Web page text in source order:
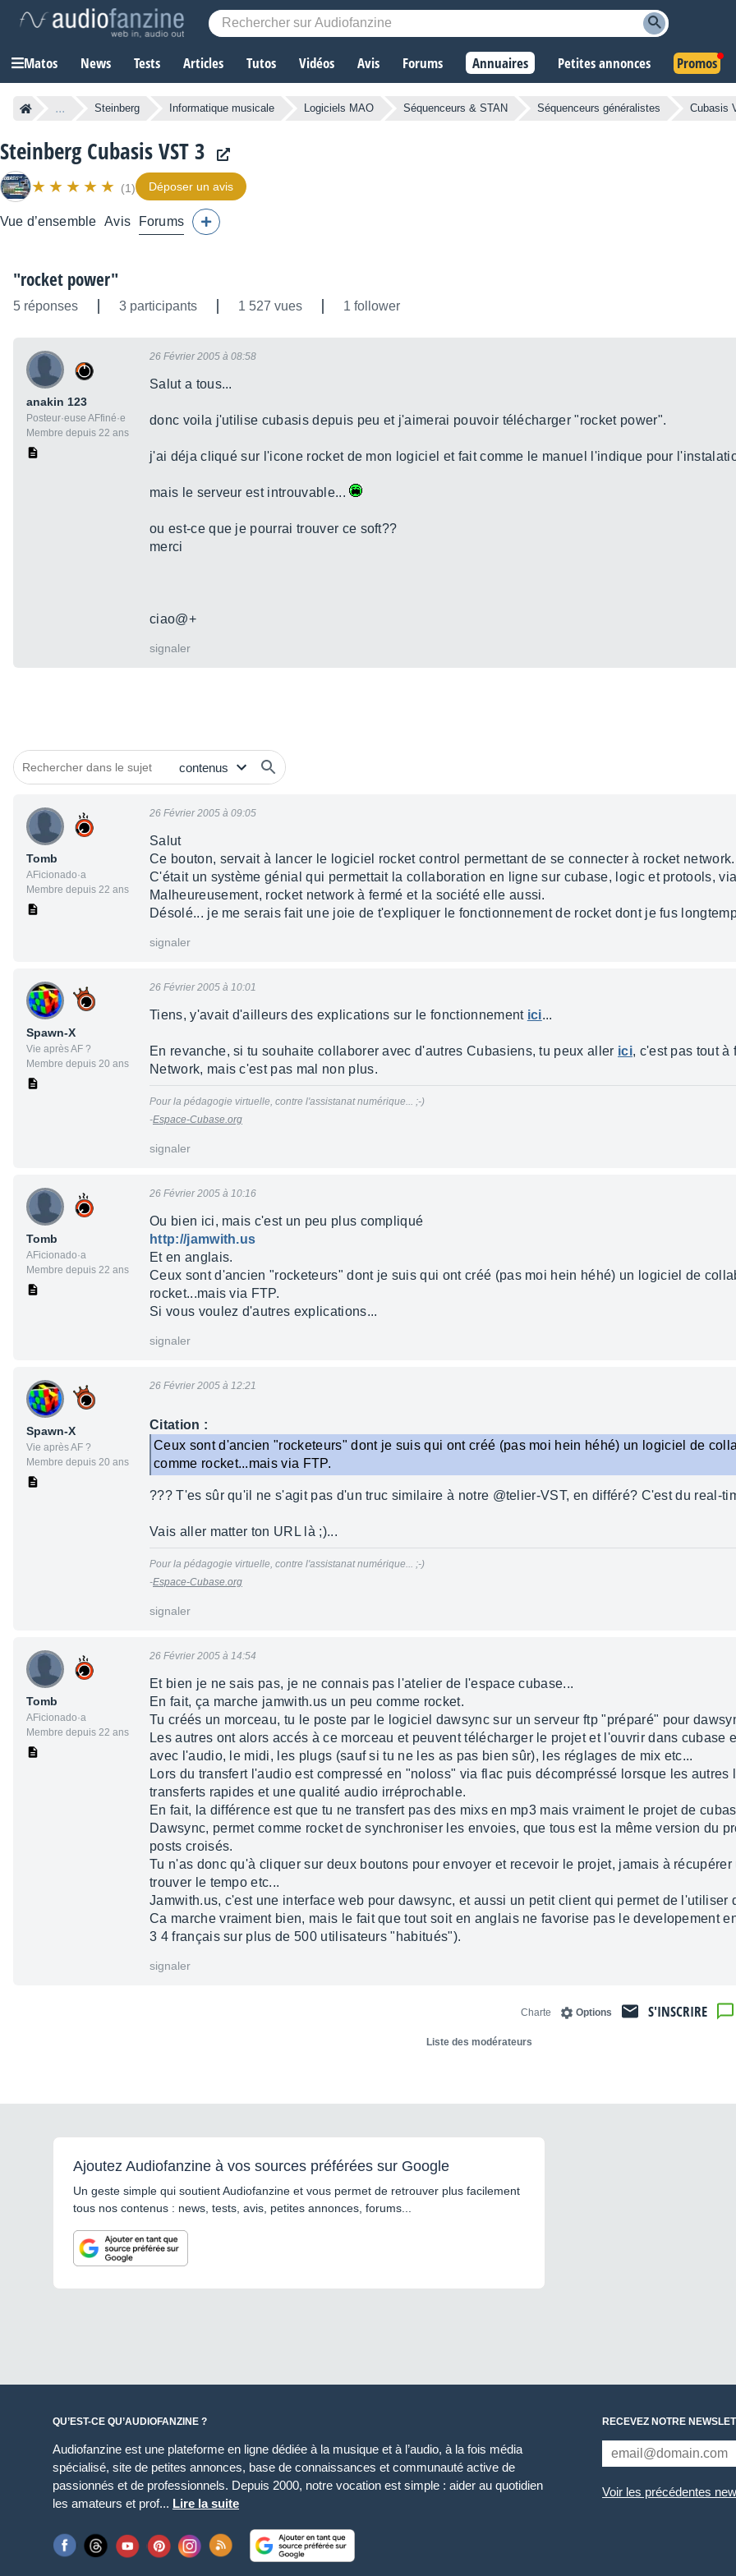
Matos News Tests Articles Tutos Vidéos Avis Forums Annuaires Petites annonces Promos
... Steinberg Informatique musicale Logiciels MAO Séquenceurs & STAN Séquenceurs généralistes Cubasis
Steinberg Cubasis VST 3
(1) Déposer un avis
Vue d’ensemble Avis Forums
"rocket power"
5 réponses 3 participants 1 527 vues 1 follower
anakin 123
Posteur·euse AFfiné·e
Membre depuis 22 ans
26 Février 2005 à 08:58
Salut a tous...
donc voila j'utilise cubasis depuis peu et j'aimerai pouvoir télécharger "rocket power".
j'ai déja cliqué sur l'icone rocket de mon logiciel et fait comme le manuel l'indique pour
mais le serveur est introuvable...
ou est-ce que je pourrai trouver ce soft??
merci
ciao@+
signaler
Tomb
AFicionado·a
Membre depuis 22 ans
26 Février 2005 à 09:05
Salut
Ce bouton, servait à lancer le logiciel rocket control permettant de se connecter à rocket network.
C'était un système génial qui permettait la collaboration en ligne sur cubase, logic et protools,
Malheureusement, rocket network à fermé et la société elle aussi.
Désolé... je me serais fait une joie de t'expliquer le fonctionnement de rocket dont je fus
signaler
Spawn-X
Vie après AF ?
Membre depuis 20 ans
26 Février 2005 à 10:01
Tiens, y'avait d'ailleurs des explications sur le fonctionnement ici...
En revanche, si tu souhaite collaborer avec d'autres Cubasiens, tu peux aller ici, c'est pas tout à
Network, mais c'est pas mal non plus.
Pour la pédagogie virtuelle, contre l'assistanat numérique... ;-)
-Espace-Cubase.org
signaler
Tomb
AFicionado·a
Membre depuis 22 ans
26 Février 2005 à 10:16
Ou bien ici, mais c'est un peu plus compliqué
http://jamwith.us
Et en anglais.
Ceux sont d'ancien "rocketeurs" dont je suis qui ont créé (pas moi hein héhé) un logiciel de
rocket...mais via FTP.
Si vous voulez d'autres explications...
signaler
Spawn-X
Vie après AF ?
Membre depuis 20 ans
26 Février 2005 à 12:21
Citation :
Ceux sont d'ancien "rocketeurs" dont je suis qui ont créé (pas moi hein héhé) un logiciel de
comme rocket...mais via FTP.
??? T'es sûr qu'il ne s'agit pas d'un truc similaire à notre @telier-VST, en différé? C'est du real-
Vais aller matter ton URL là ;)...
Pour la pédagogie virtuelle, contre l'assistanat numérique... ;-)
-Espace-Cubase.org
signaler
Tomb
AFicionado·a
Membre depuis 22 ans
26 Février 2005 à 14:54
Et bien je ne sais pas, je ne connais pas l'atelier de l'espace cubase...
En fait, ça marche jamwith.us un peu comme rocket.
Tu créés un morceau, tu le poste par le logiciel dawsync sur un serveur ftp "préparé" pour
Les autres ont alors accés à ce morceau et peuvent télécharger le projet et l'ouvrir dans cubase
avec l'audio, le midi, les plugs (sauf si tu ne les as pas bien sûr), les réglages de mix etc...
Lors du transfert l'audio est compressé en "noloss" via flac puis décompréssé lorsque les autres
transferts rapides et une qualité audio irréprochable.
En fait, la différence est que tu ne transfert pas des mixs en mp3 mais vraiment le projet de
Dawsync, permet comme rocket de synchroniser les envoies, que tous est la même version du
posts croisés.
Tu n'as donc qu'à cliquer sur deux boutons pour envoyer et recevoir le projet, jamais à
trouver le tempo etc...
Jamwith.us, c'est une interface web pour dawsync, et aussi un petit client qui permet de l'utiliser
Ca marche vraiment bien, mais le fait que tout soit en anglais ne favorise pas le developement
3 4 français sur plus de 500 utilisateurs "habitués").
signaler
S'INSCRIRE
Options
Charte
Liste des modérateurs
Ajoutez Audiofanzine à vos sources préférées sur Google
Un geste simple qui soutient Audiofanzine et vous permet de retrouver plus facilement
tous nos contenus : news, tests, avis, petites annonces, forums...
QU’EST-CE QU’AUDIOFANZINE ?
Audiofanzine est une plateforme en ligne dédiée à la musique et à l’audio, à la fois média
spécialisé, site de petites annonces, base de connaissances et communauté active de
passionnés et de professionnels. Depuis 2000, notre vocation est simple : aider au quotidien
les amateurs et prof... Lire la suite
RECEVEZ NOTRE
Voir les précédentes